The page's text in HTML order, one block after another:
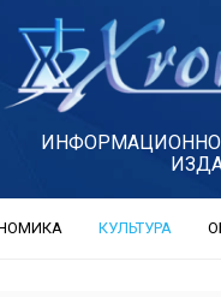
КУЛЬТУРА